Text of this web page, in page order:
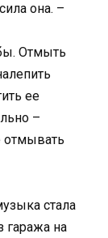
она. –
Отмыть
ее
–
отмывать
стала
на